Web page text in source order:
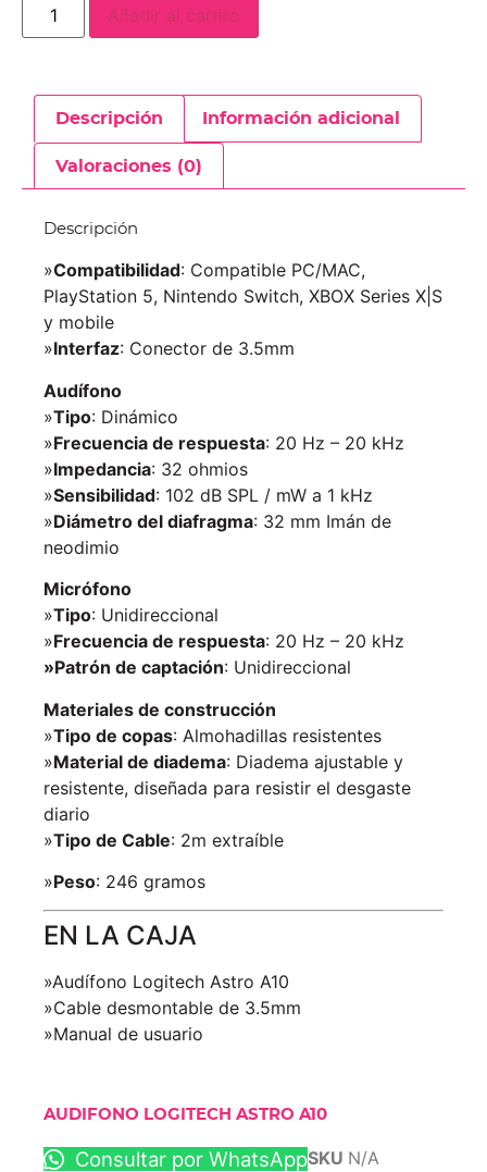
Añadir al carrito
Descripción Información adicional
Valoraciones (0)
Descripción
»Compatibilidad: Compatible PC/MAC,
PlayStation 5, Nintendo Switch, XBOX Series X|S
y mobile
»Interfaz: Conector de 3.5mm
Audífono
»Tipo: Dinámico
»Frecuencia de respuesta: 20 Hz – 20 kHz
»Impedancia: 32 ohmios
»Sensibilidad: 102 dB SPL / mW a 1 kHz
»Diámetro del diafragma: 32 mm Imán de
neodimio
Micrófono
»Tipo: Unidireccional
»Frecuencia de respuesta: 20 Hz – 20 kHz
»Patrón de captación: Unidireccional
Materiales de construcción
»Tipo de copas: Almohadillas resistentes
»Material de diadema: Diadema ajustable y
resistente, diseñada para resistir el desgaste
diario
»Tipo de Cable: 2m extraíble
»Peso: 246 gramos
EN LA CAJA
»Audífono Logitech Astro A10
»Cable desmontable de 3.5mm
»Manual de usuario
AUDIFONO LOGITECH ASTRO A10
Consultar por WhatsAppSKU N/A